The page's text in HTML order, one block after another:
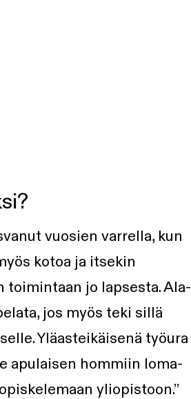
vuosien varrella, kun
kotoa ja itsekin
jo lapsesta. Ala-
jos myös teki sillä
Yläasteikäisenä työura
apulaisen hommiin loma-
yliopistoon.”